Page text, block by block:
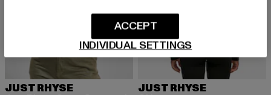
JUST RHYSE JUST RHYSE
INDIVIDUAL SETTINGS
ACCEPT